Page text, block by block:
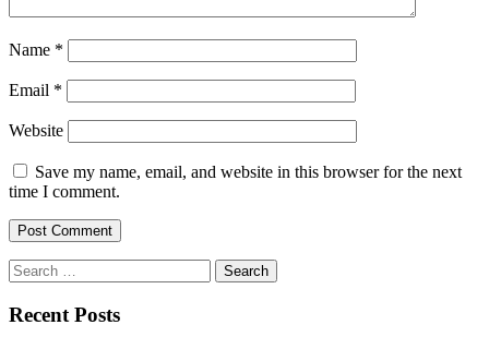
Name *
Email *
Website
Save my name, email, and website in this browser for the next
time I comment.
Search
for:
Recent Posts